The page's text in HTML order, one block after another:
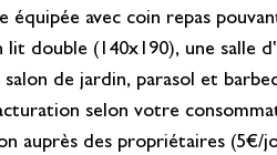
avec coin repas
double (140x190), une salle
de jardin, parasol et
selon votre
auprès des propriétaires